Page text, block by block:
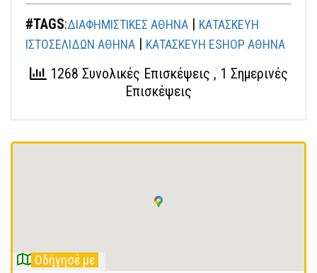
#TAGS:ΔΙΑΦΗΜΙΣΤΙΚΕΣ ΑΘΗΝΑ | ΚΑΤΑΣΚΕYH
ΙΣΤΟΣΕΛΙΔΩΝ ΑΘΗΝΑ | ΚΑΤΑΣΚΕΥΗ ESHOP ΑΘΗΝΑ
1268 Συνολικές Επισκέψεις , 1 Σημερινές
Επισκέψεις
Οδήγησέ με